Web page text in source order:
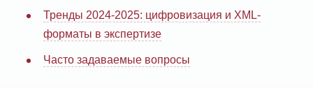
Тренды 2024-2025: цифровизация и XML-
форматы в экспертизе
Часто задаваемые вопросы